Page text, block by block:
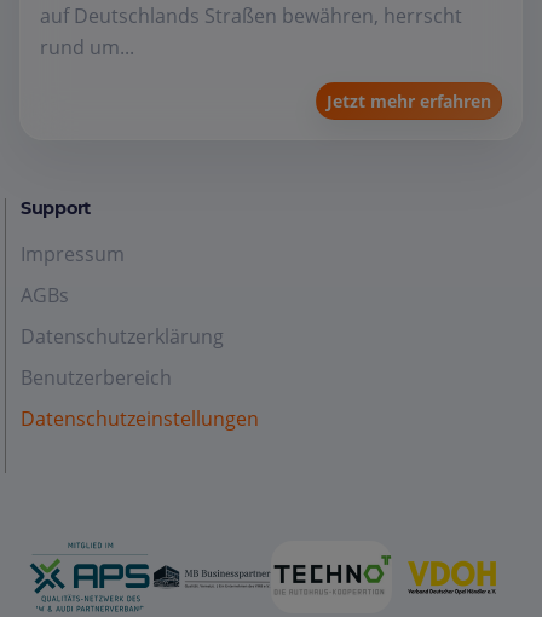
auf Deutschlands Straßen bewähren, herrscht
rund um...
Jetzt mehr erfahren
Support
Impressum
AGBs
Datenschutzerklärung
Benutzerbereich
Datenschutzeinstellungen